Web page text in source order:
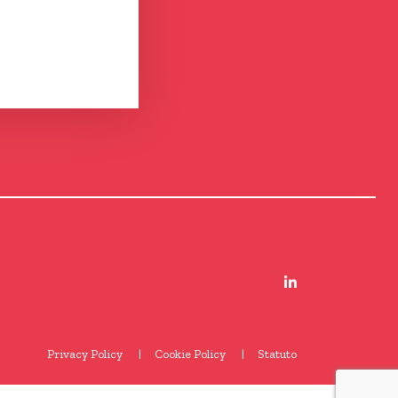
Privacy Policy Cookie Policy Statuto